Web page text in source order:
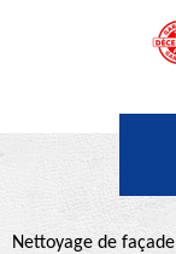
Nettoyage de